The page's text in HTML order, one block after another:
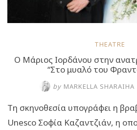
THEATRE
Ο Μάριος Ιορδάνου στην
“Στο μυαλό του
by MARKELLA SHARAIHA
Τη σκηνοθεσία υπογράφει η
Unesco Σοφία Καζαντζιάν, η